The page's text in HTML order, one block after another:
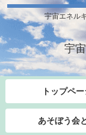
宇宙エネル
宇
トップペ
あそぼう会